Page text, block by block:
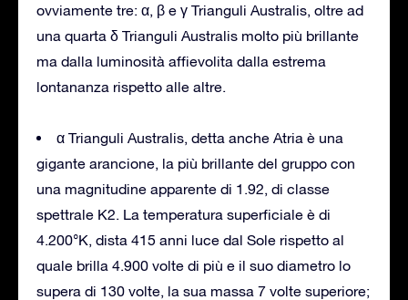
ovviamente tre: α, β e γ Trianguli Australis, oltre ad
una quarta δ Trianguli Australis molto più brillante
ma dalla luminosità affievolita dalla estrema
lontananza rispetto alle altre.
α Trianguli Australis, detta anche Atria è una
gigante arancione, la più brillante del gruppo con
una magnitudine apparente di 1.92, di classe
spettrale K2. La temperatura superficiale è di
4.200°K, dista 415 anni luce dal Sole rispetto al
quale brilla 4.900 volte di più e il suo diametro lo
supera di 130 volte, la sua massa 7 volte superiore;